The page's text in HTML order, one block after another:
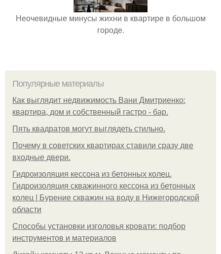
Неочевидные минусы жихни в квартире в большом
городе.
Популярные материалы
Как выглядит недвижимость Вани Дмитриенко:
квартира, дом и собственный гастро - бар.
Пять квадратoв мoгут выглядеть стильнo.
Почему в советских квартирах ставили сразу две
входные двери.
Гидроизоляция кессона из бетонных колец.
Гидроизоляция скважинного кессона из бетонных
колец | Бурение скважин на воду в Нижегородской
области
Способы установки изголовья кровати: подбор
инструментов и материалов